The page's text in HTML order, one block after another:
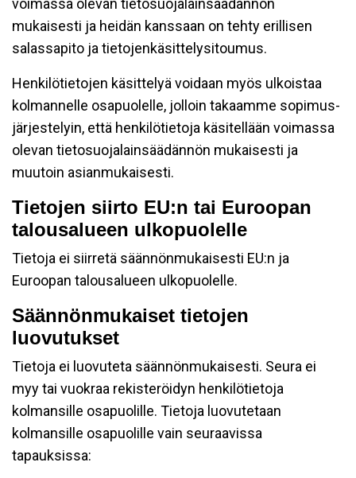
voimassa olevan tietosuojalainsäädännön
mukaisesti ja heidän kanssaan on tehty erillisen
salassapito ja tietojenkäsittelysitoumus.
Henkilötietojen käsittelyä voidaan myös ulkoistaa
kolmannelle osapuolelle, jolloin takaamme sopimus-
järjestelyin, että henkilötietoja käsitellään voimassa
olevan tietosuojalainsäädännön mukaisesti ja
muutoin asianmukaisesti.
Tietojen siirto EU:n tai Euroopan
talousalueen ulkopuolelle
Tietoja ei siirretä säännönmukaisesti EU:n ja
Euroopan talousalueen ulkopuolelle.
Säännönmukaiset tietojen
luovutukset
Tietoja ei luovuteta säännönmukaisesti. Seura ei
myy tai vuokraa rekisteröidyn henkilötietoja
kolmansille osapuolille. Tietoja luovutetaan
kolmansille osapuolille vain seuraavissa
tapauksissa: